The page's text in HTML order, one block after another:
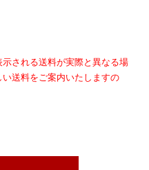
される送料が実際と異なる場
送料をご案内いたしますの